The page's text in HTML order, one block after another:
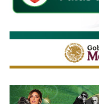
de indefensión”, señaló.
Respecto a la llegada
estado, Martínez
competencia
mejorar la calidad del
“Hoy el gremio del
es buena. Ellos estarán